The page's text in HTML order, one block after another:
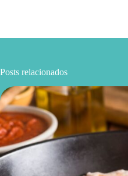
Posts relacionados